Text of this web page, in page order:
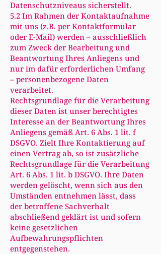
Datenschutzniveaus sicherstellt.
5.2 Im Rahmen der Kontaktaufnahme
mit uns (z.B. per Kontaktformular
oder E-Mail) werden – ausschließlich
zum Zweck der Bearbeitung und
Beantwortung Ihres Anliegens und
nur im dafür erforderlichen Umfang
– personenbezogene Daten
verarbeitet.
Rechtsgrundlage für die Verarbeitung
dieser Daten ist unser berechtigtes
Interesse an der Beantwortung Ihres
Anliegens gemäß Art. 6 Abs. 1 lit. f
DSGVO. Zielt Ihre Kontaktierung auf
einen Vertrag ab, so ist zusätzliche
Rechtsgrundlage für die Verarbeitung
Art. 6 Abs. 1 lit. b DSGVO. Ihre Daten
werden gelöscht, wenn sich aus den
Umständen entnehmen lässt, dass
der betroffene Sachverhalt
abschließend geklärt ist und sofern
keine gesetzlichen
Aufbewahrungspflichten
entgegenstehen.